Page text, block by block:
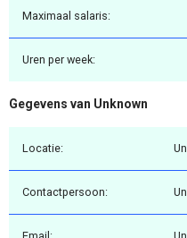
Maximaal salaris:
Uren per week:
Gegevens van Unknown
Locatie:
Contactpersoon: